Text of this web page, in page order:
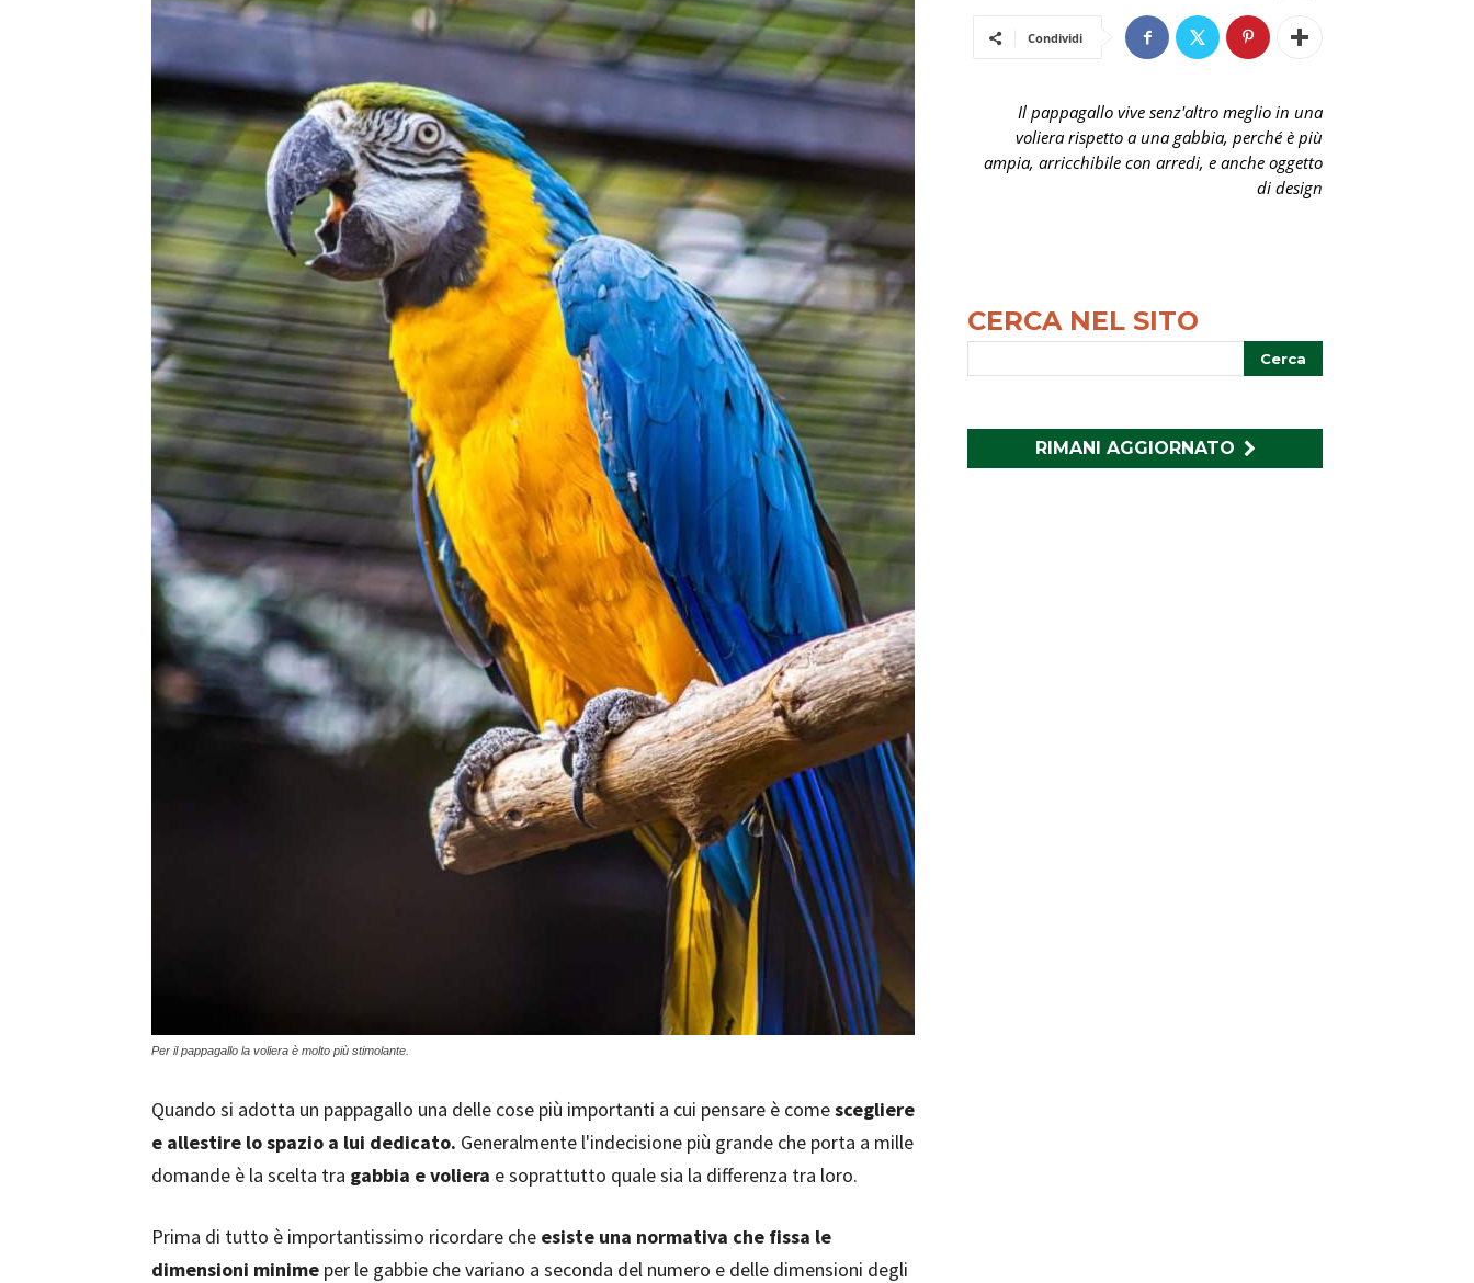
Per il pappagallo la voliera è molto più stimolante.
Quando si adotta un pappagallo una delle cose più importanti a cui pensare è comescegliere
e allestire lo spazio a lui dedicato. Generalmente l'indecisione più grande che porta a mille
domande è la scelta tra gabbia e voliera e soprattutto quale sia la differenza tra loro.
Prima di tutto è importantissimo ricordare che esiste una normativa che fissa le
dimensioni minime per le gabbie che variano a seconda del numero e delle dimensioni degli
Condividi
Il pappagallo vive senz'altro meglio in una
voliera rispetto a una gabbia, perché è più
ampia, arricchibile con arredi, e anche oggetto
di design
CERCA NEL SITO
RIMANI AGGIORNATO